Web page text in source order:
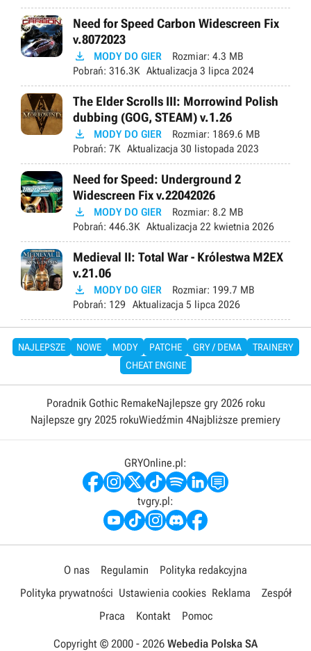
Need for Speed Carbon Widescreen Fix
v.8072023
 MODY DO GIER Rozmiar: 4.3 MB
Pobrań: 316.3K Aktualizacja 3 lipca 2024
The Elder Scrolls III: Morrowind Polish
dubbing (GOG, STEAM) v.1.26
 MODY DO GIER Rozmiar: 1869.6 MB
Pobrań: 7K Aktualizacja 30 listopada 2023
Need for Speed: Underground 2
Widescreen Fix v.22042026
 MODY DO GIER Rozmiar: 8.2 MB
Pobrań: 446.3K Aktualizacja 22 kwietnia 2026
Medieval II: Total War - Królestwa M2EX
v.21.06
 MODY DO GIER Rozmiar: 199.7 MB
Pobrań: 129 Aktualizacja 5 lipca 2026
NAJLEPSZE NOWE MODY PATCHE GRY / DEMA
TRAINERY
CHEAT ENGINE
Poradnik Gothic RemakeNajlepsze gry 2026 roku
Najlepsze gry 2025 rokuWiedźmin 4Najbliższe premiery
GRYOnline.pl:
tvgry.pl:
O nas Regulamin
Polityka redakcyjna
Polityka prywatności Ustawienia cookies Reklama
Zespół
Praca
Kontakt Pomoc
Copyright © 2000 - 2026 Webedia Polska SA